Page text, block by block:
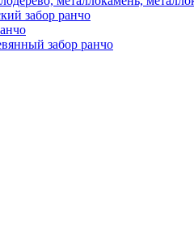
забор ранчо
забор ранчо